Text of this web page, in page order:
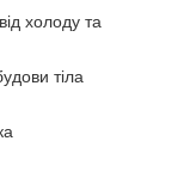
холоду та
тіла